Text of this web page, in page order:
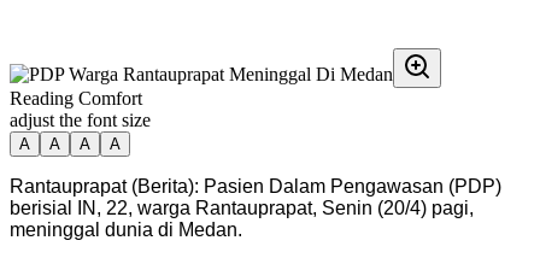
Reading Comfort
adjust the font size
A A A A
Rantauprapat (Berita): Pasien Dalam Pengawasan (PDP)
berisial IN, 22, warga Rantauprapat, Senin (20/4) pagi,
meninggal dunia di Medan.